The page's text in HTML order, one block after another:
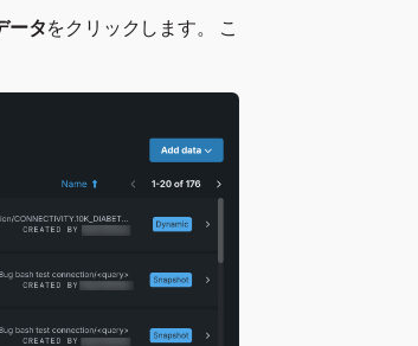
ータをクリックします。 こ